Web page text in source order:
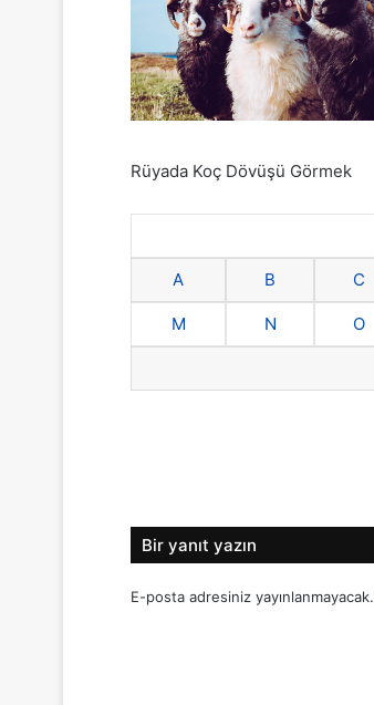
Rüyada Koç Dövüşü Görmek
A B C
M N O
Bir yanıt yazın
E-posta adresiniz yayınlanmayacak.